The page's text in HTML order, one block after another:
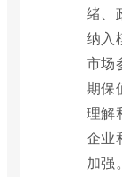
绪、
纳入
市场
期保
理解
企业
加强。